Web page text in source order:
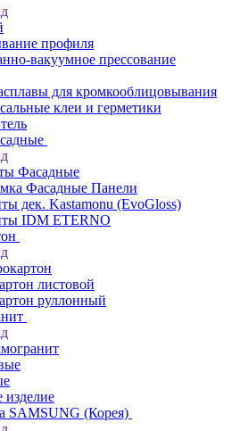
профиля
вакуумное прессование
для кромкооблицовывания
клеи и герметики
Фасадные
Фасадные Панели
дек. Kastamonu (EvoGloss)
IDM ETERNO
листовой
руллонный
изделие
SAMSUNG (Корея)